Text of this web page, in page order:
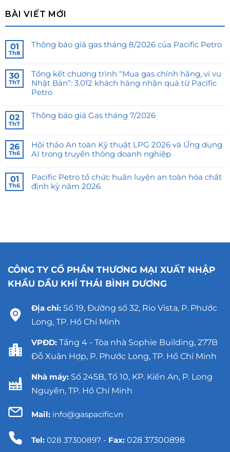
BÀI VIẾT MỚI
01
Th8
Thông báo giá gas tháng 8/2026 của Pacific Petro
30
Th7
Tổng kết chương trình “Mua gas chính hãng, vi vu
Nhật Bản”: 3.012 khách hàng nhận quà từ Pacific
Petro
02
Th7
Thông báo giá Gas tháng 7/2026
26
Th6
Hội thảo An toàn Kỹ thuật LPG 2026 và Ứng dụng
AI trong truyền thông doanh nghiệp
01
Th6
Pacific Petro tổ chức huấn luyện an toàn hóa chất
định kỳ năm 2026
CÔNG TY CỔ PHẦN THƯƠNG MẠI XUẤT NHẬP
KHẨU DẦU KHÍ THÁI BÌNH DƯƠNG
Địa chỉ: Số 19, Đường số 32, Rio Vista, P. Phước
Long, TP. Hồ Chí Minh
VPĐD: Tầng 4 - Tòa nhà Sophie Building, 277B
Đỗ Xuân Hợp, P. Phước Long, TP. Hồ Chí Minh
Nhà máy: Số 245B, Tổ 10, KP. Kiến An, P. Long
Nguyên, TP. Hồ Chí Minh
Mail: info@gaspacific.vn
Tel: 028 37300897 - Fax: 028 37300898